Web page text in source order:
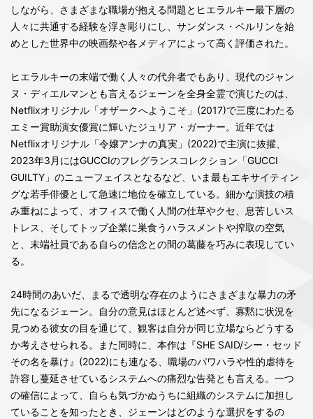
しながら、さまざまな職場が抱える問題とヒエラルキー最下層の
人々に共通する経験を浮き彫りにし、サンダンス・ベルリンを始
めとした世界中の映画祭や各メディアによって高く評価された。
ヒエラルキーの末端で働く人々の代弁者でもあり、現代のジャン
ヌ・ディエルマンとも言えるジェーンを全身全霊で演じたのは、
Netflixオリジナル「オザークへようこそ」(2017)で三度にわたる
エミー賞助演女優賞に輝いたジュリア・ガーナー。近年では
Netflixオリジナル「令嬢アンナの真実」(2022)で主演に抜擢、
2023年3月にはGUCCIのフレグランスコレクション「GUCCI
GUILTY」のニューフェイスとなるなど、いま最もエキサイティン
グな若手俳優として急速に地位を確立している。細かな演技の積
み重ねによって、オフィスで働く人間の仕草やクセ、息苦しいス
トレス、そしてトップ企業に巣食うハラスメントや搾取の空気
と、末端社員である自らの信念との間の葛藤を巧みに表現してい
る。
24時間のあいだ、まるで透明な存在のようにさまざまな暴力の矛
先になるジェーン。自分の意見はほとんど述べず、寡黙に状況を
見つめる彼女の目を通じて、観客は自分が同じ立場ならどうする
か考えさせられる。また同時に、本作は『SHE SAID/シー・セッド
その名を暴け』(2022)にも連なる、職場のパワハラや性的虐待を
許容し蔓延させているシステムへの痛烈な告発とも言える。一つ
の確信によって、自らも気づかぬうちに組織のシステムに加担し
ていることを知ったとき、ジェーンはどのような選択をするの